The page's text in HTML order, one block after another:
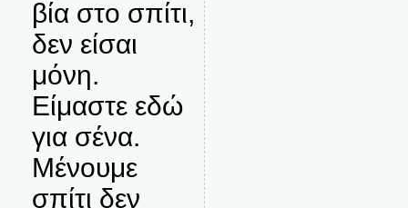
βία στο σπίτι,
δεν είσαι
μόνη.
Είμαστε εδώ
για σένα.
Μένουμε
σπίτι δεν